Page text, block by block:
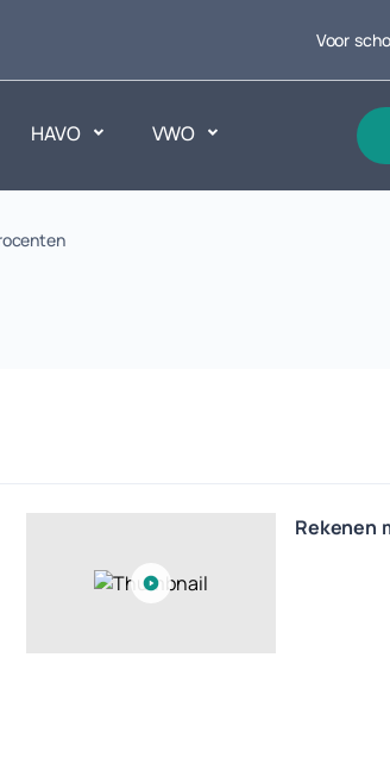
Voor
HAVO VWO
Maatschappijvakken
Rekenen